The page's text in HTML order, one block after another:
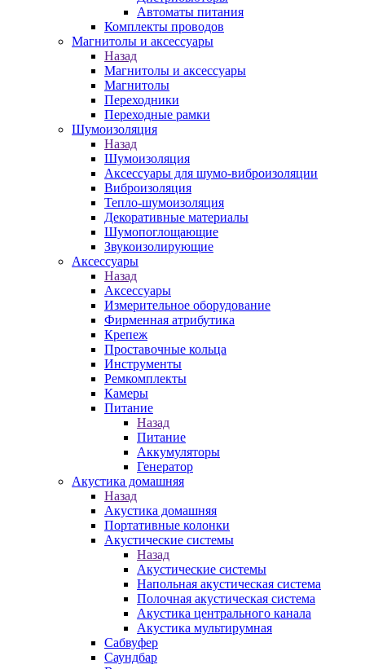
Автоматы питания
Комплекты проводов
Магнитолы и аксессуары
Назад
Магнитолы и аксессуары
Магнитолы
Переходники
Переходные рамки
Шумоизоляция
Назад
Шумоизоляция
Аксессуары для шумо-виброизоляции
Виброизоляция
Тепло-шумоизоляция
Декоративные материалы
Шумопоглощающие
Звукоизолирующие
Аксессуары
Назад
Аксессуары
Измерительное оборудование
Фирменная атрибутика
Крепеж
Проставочные кольца
Инструменты
Ремкомплекты
Камеры
Питание
Назад
Питание
Аккумуляторы
Генератор
Акустика домашняя
Назад
Акустика домашняя
Портативные колонки
Акустические системы
Назад
Акустические системы
Напольная акустическая система
Полочная акустическая система
Акустика центрального канала
Акустика мультирумная
Сабвуфер
Саундбар